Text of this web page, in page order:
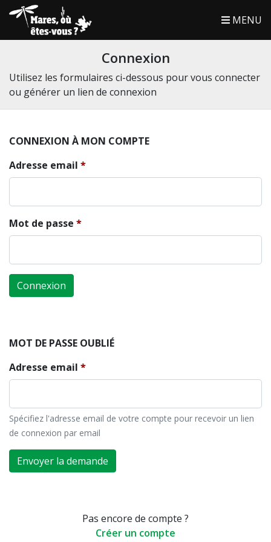
MENU
Connexion
Utilisez les formulaires ci-dessous pour vous connecter
ou générer un lien de connexion
CONNEXION À MON COMPTE
Adresse email
Mot de passe
Connexion
MOT DE PASSE OUBLIÉ
Adresse email
Spécifiez l'adresse email de votre compte pour recevoir un lien
de connexion par email
Envoyer la demande
Pas encore de compte ?
Créer un compte